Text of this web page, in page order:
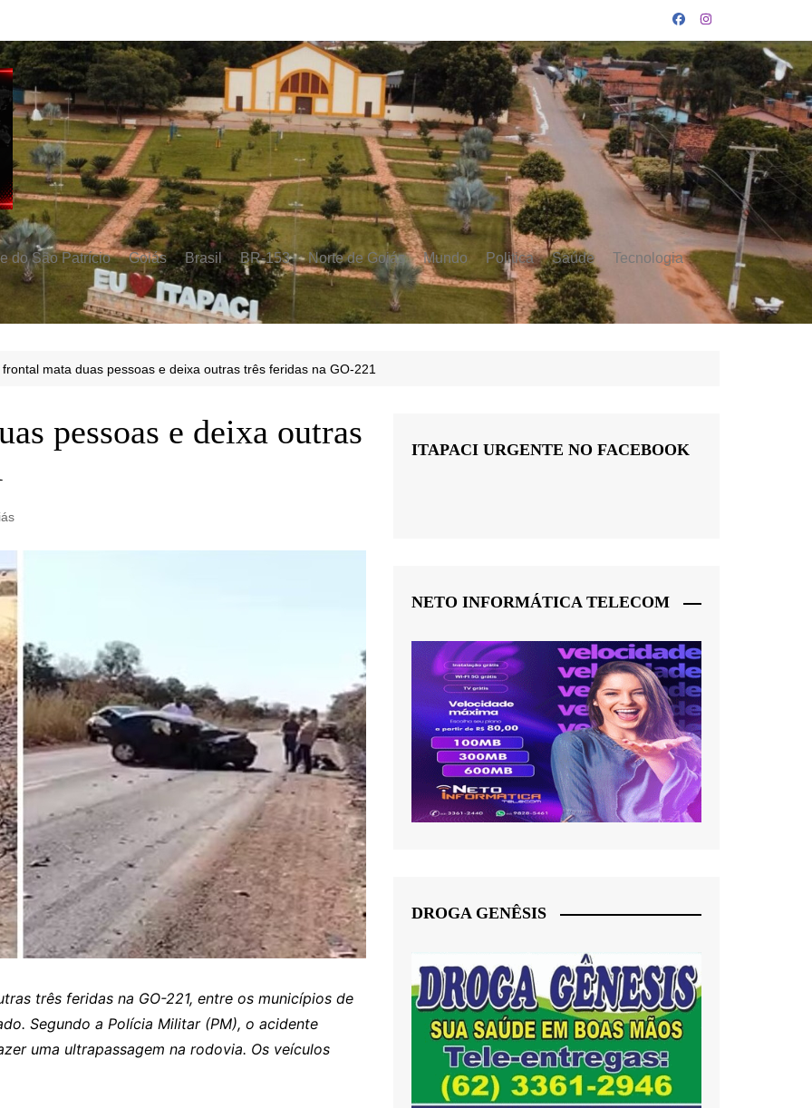
do São Patrício Goiás Brasil BR-153 Norte de Goiás Mundo Politica Saúde Tecnologia
frontal mata duas pessoas e deixa outras três feridas na GO-221
pessoas e deixa outras
três feridas na GO-221, entre os municípios de
Segundo a Polícia Militar (PM), o acidente
uma ultrapassagem na rodovia. Os veículos
ITAPACI URGENTE NO FACEBOOK
NETO INFORMÁTICA TELECOM
DROGA GENÊSIS